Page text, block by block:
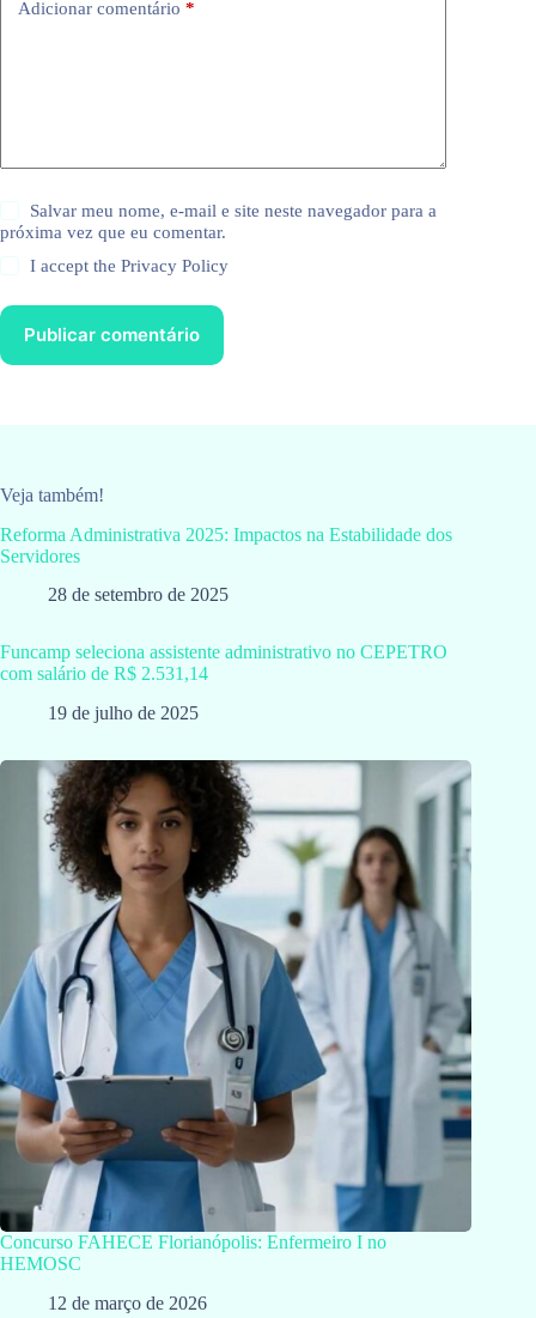
Adicionar comentário *
Salvar meu nome, e-mail e site neste navegador para a
próxima vez que eu comentar.
I accept thePrivacy Policy
Publicar comentário
Veja também!
Reforma Administrativa 2025: Impactos na Estabilidade dos
Servidores
28 de setembro de 2025
Funcamp seleciona assistente administrativo no CEPETRO
com salário de R$ 2.531,14
19 de julho de 2025
Concurso FAHECE Florianópolis: Enfermeiro I no
HEMOSC
12 de março de 2026